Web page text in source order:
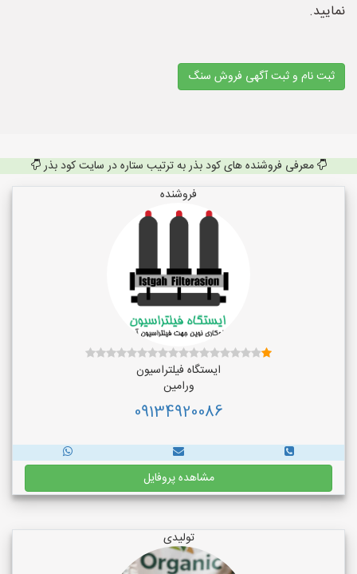
نمایید.
ثبت نام و ثبت آگهی فروش سنگ
معرفی فروشنده های کود بذر به ترتیب ستاره در سایت کود بذر
فروشنده
ایستگاه فیلتراسیون
ورامین
09134920086
مشاهده پروفایل
تولیدی